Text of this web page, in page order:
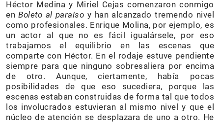
Héctor Medina y Miriel Cejas comenzaron conmigo
enBoleto al paraíso y han alcanzado tremendo nivel
como profesionales. Enrique Molina, por ejemplo, es
un actor al que no es fácil igualársele, por eso
trabajamos el equilibrio en las escenas que
comparte con Héctor. En el rodaje estuve pendiente
siempre para que ninguno sobresaliera por encima
de otro. Aunque, ciertamente, había pocas
posibilidades de que eso sucediera, porque las
escenas estaban construidas de forma tal que todos
los involucrados estuvieran al mismo nivel y que el
núcleo de atención se desplazara de uno a otro. He